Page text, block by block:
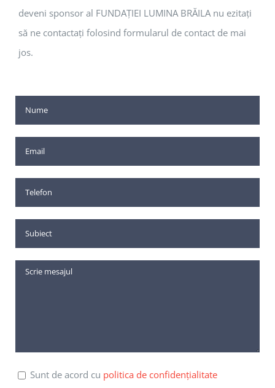
deveni sponsor al FUNDAȚIEI LUMINA BRĂILA nu ezitați
să ne contactați folosind formularul de contact de mai
jos.
Sunt de acord cu politica de confidențialitate